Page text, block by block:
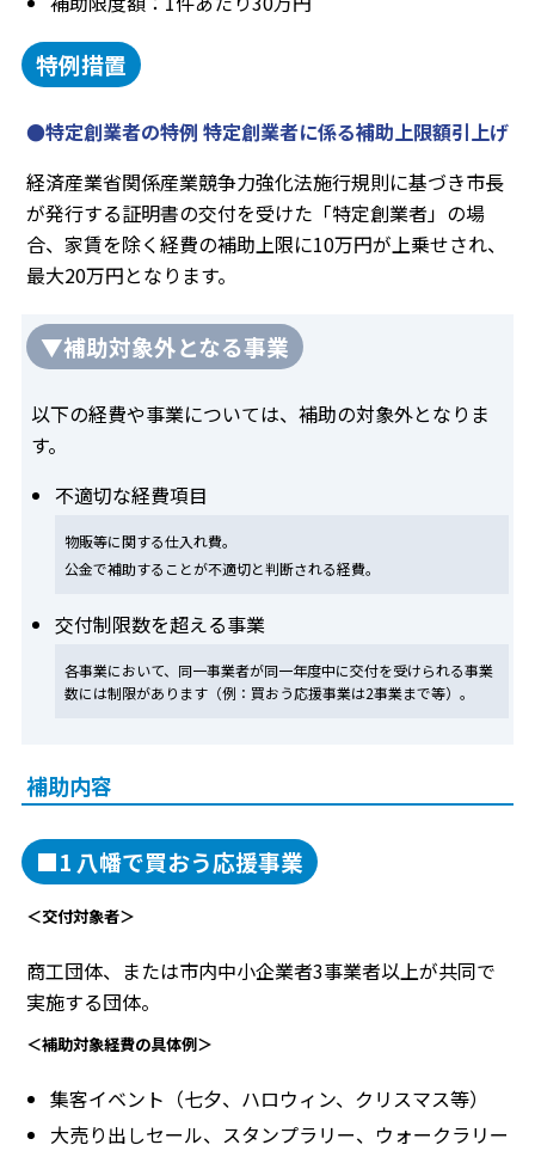
特例措置
●特定創業者の特例 特定創業者に係る補助上限額引上げ
経済産業省関係産業競争力強化法施行規則に基づき市長
が発行する証明書の交付を受けた「特定創業者」の場
合、家賃を除く経費の補助上限に10万円が上乗せされ、
最大20万円となります。
▼補助対象外となる事業
以下の経費や事業については、補助の対象外となりま
す。
不適切な経費項目
物販等に関する仕入れ費。
公金で補助することが不適切と判断される経費。
交付制限数を超える事業
各事業において、同一事業者が同一年度中に交付を受けられる事業
数には制限があります（例：買おう応援事業は2事業まで等）。
補助内容
■1 八幡で買おう応援事業
＜交付対象者＞
商工団体、または市内中小企業者3事業者以上が共同で
実施する団体。
＜補助対象経費の具体例＞
集客イベント（七夕、ハロウィン、クリスマス等）
大売り出しセール、スタンプラリー、ウォークラリー